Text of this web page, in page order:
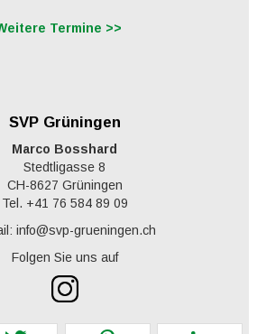
Termine >>
SVP Grüningen
Marco Bosshard
Stedtligasse 8
CH-8627 Grüningen
Tel. +41 76 584 89 09
info@svp-grueningen.ch
Folgen Sie uns auf